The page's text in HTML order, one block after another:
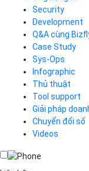
Bizfly Cloud
12-11-2020
Tin Tức
Bizfly
pháp triển...
Bizfly Cloud